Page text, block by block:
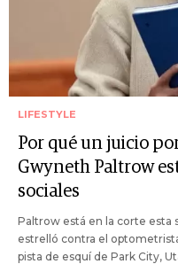
LIFESTYLE
Por qué un juicio
Gwyneth Paltrow
sociales
Paltrow está en la corte esta
estrelló contra el
pista de esquí de Park City,